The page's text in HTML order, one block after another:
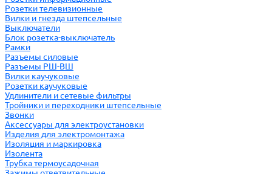
Розетки телевизионные
Вилки и гнезда штепсельные
Выключатели
Блок розетка-выключатель
Рамки
Разъемы силовые
Разъемы РШ-ВШ
Вилки каучуковые
Розетки каучуковые
Удлинители и сетевые фильтры
Тройники и переходники штепсельные
Звонки
Аксессуары для электроустановки
Изделия для электромонтажа
Изоляция и маркировка
Изолента
Трубка термоусадочная